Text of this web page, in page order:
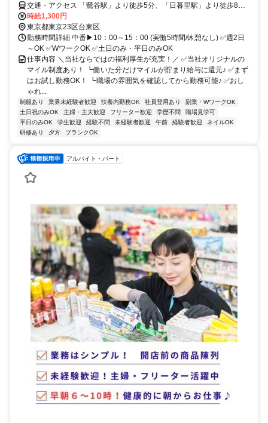
交通・アクセス 「鶯谷駅」より徒歩5分、「日暮里駅」より徒歩8
分、「入谷駅」より徒歩11分
時給1,300円
東京都東京23区台東区
勤務時間詳細 中番▶10：00～15：00 (実働5時間/休憩なし) ✅週2日
～OK ✅WワークOK ✅土日のみ・平日のみOK
仕事内容 ＼当社ならではの福利厚生が充実！／ ✅当社オリジナルの
マイル制度あり！ ┗働いた分だけマイルが貯まり給与に還元♪ ✅まず
はお試し勤務OK！ ┗職場の雰囲気を確認してから勤務可能♪ ✅おし
ゃれ...
制服あり 業界未経験者歓迎 扶養内勤務OK 社員登用あり
副業・WワークOK
土日祝のみOK
主婦・主夫歓迎 フリーター歓迎 学歴不問
職場見学可
平日のみOK
学生歓迎 経験不問 未経験者歓迎 午前 経験者歓迎
ネイルOK
研修あり
夕方 ブランクOK
アルバイト・パート